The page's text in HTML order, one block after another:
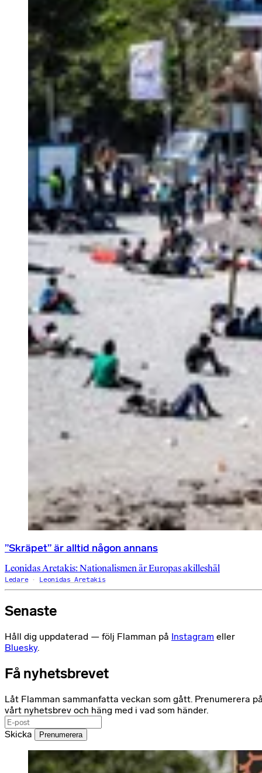
”Skräpet” är alltid någon annans
Leonidas Aretakis: Nationalismen är Europas akilleshäl
Ledare Leonidas Aretakis
Senaste
Håll dig uppdaterad — följ Flamman på Instagram eller
Bluesky.
Få nyhetsbrevet
Låt Flamman sammanfatta veckan som gått. Prenumerera
vårt nyhetsbrev och häng med i vad som händer.
Skicka